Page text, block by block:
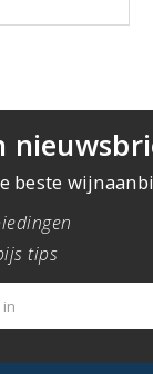
beste
tips